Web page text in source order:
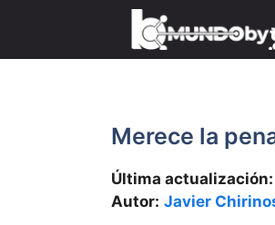
contenido
Merece la
Última actualización:
Autor: Javier